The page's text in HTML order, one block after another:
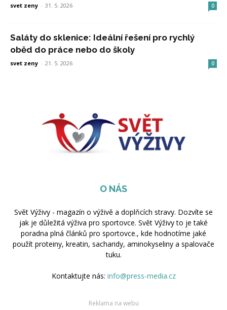
svet zeny - 31. 5. 2026 0
Saláty do sklenice: Ideální řešení pro rychlý
oběd do práce nebo do školy
svet zeny - 21. 5. 2026 0
O NÁS
Svět Výživy - magazín o výživě a doplňcích stravy. Dozvíte se
jak je důležitá výživa pro sportovce. Svět Výživy to je také
poradna plná článků pro sportovce., kde hodnotíme jaké
použít proteiny, kreatin, sacharidy, aminokyseliny a spalovače
tuku.
Kontaktujte nás: info@press-media.cz
Reklama na webu